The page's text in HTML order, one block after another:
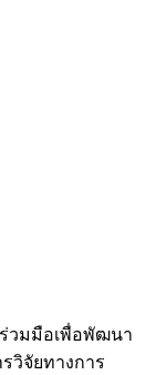
วมมือเพื่อพัฒนา
วิจัยทางการ